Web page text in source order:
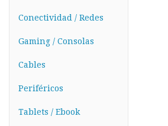
Conectividad / Redes
Gaming / Consolas
Cables
Periféricos
Tablets / Ebook